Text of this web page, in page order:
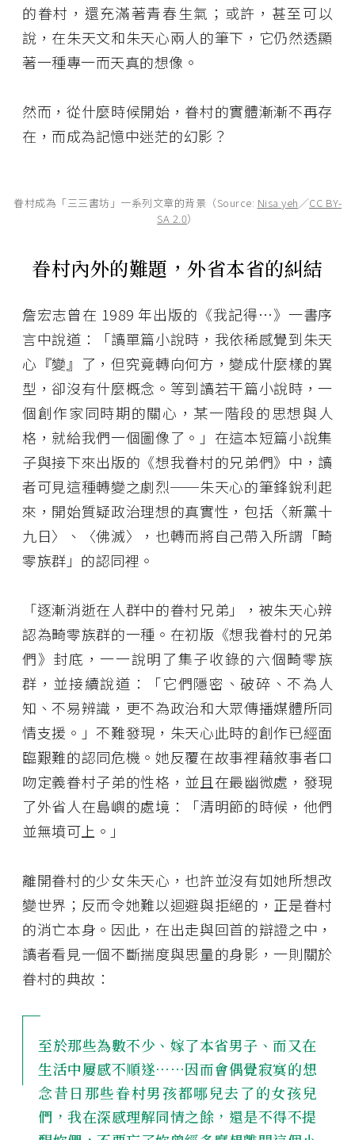
的眷村，還充滿著青春生氣；或許，甚至可以
說，在朱天文和朱天心兩人的筆下，它仍然透顯
著一種專一而天真的想像。
然而，從什麼時候開始，眷村的實體漸漸不再存
在，而成為記憶中迷茫的幻影？
眷村成為「三三書坊」一系列文章的背景（Source: Nisa yeh／CC BY-
SA 2.0）
眷村內外的難題，外省本省的糾結
詹宏志曾在 1989 年出版的《我記得⋯》一書序
言中說道：「讀單篇小說時，我依稀感覺到朱天
心『變』了，但究竟轉向何方，變成什麼樣的異
型，卻沒有什麼概念。等到讀若干篇小說時，一
個創作家同時期的關心，某一階段的思想與人
格，就給我們一個圖像了。」在這本短篇小說集
子與接下來出版的《想我眷村的兄弟們》中，讀
者可見這種轉變之劇烈──朱天心的筆鋒銳利起
來，開始質疑政治理想的真實性，包括〈新黨十
九日〉、〈佛滅〉，也轉而將自己帶入所謂「畸
零族群」的認同裡。
「逐漸消逝在人群中的眷村兄弟」，被朱天心辨
認為畸零族群的一種。在初版《想我眷村的兄弟
們》封底，一一說明了集子收錄的六個畸零族
群，並接續說道：「它們隱密、破碎、不為人
知、不易辨識，更不為政治和大眾傳播媒體所同
情支援。」不難發現，朱天心此時的創作已經面
臨艱難的認同危機。她反覆在故事裡藉敘事者口
吻定義眷村子弟的性格，並且在最幽微處，發現
了外省人在島嶼的處境：「清明節的時候，他們
並無墳可上。」
離開眷村的少女朱天心，也許並沒有如她所想改
變世界；反而令她難以迴避與拒絕的，正是眷村
的消亡本身。因此，在出走與回首的辯證之中，
讀者看見一個不斷揣度與思量的身影，一則關於
眷村的典故：
至於那些為數不少、嫁了本省男子、而又在
生活中屢感不順遂⋯⋯因而會偶覺寂寞的想
念昔日那些眷村男孩都哪兒去了的女孩兒
們，我在深感理解同情之餘，還是不得不提